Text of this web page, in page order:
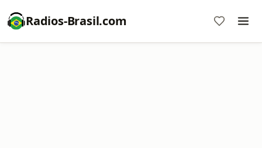
Radios-Brasil.com